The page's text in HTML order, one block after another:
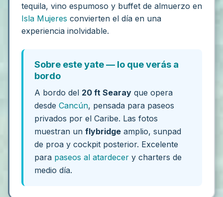
tequila, vino espumoso y buffet de almuerzo en
Isla Mujeres convierten el día en una
experiencia inolvidable.
Sobre este yate — lo que verás a
bordo
A bordo del 20 ft Searay que opera
desdeCancún, pensada para paseos
privados por el Caribe. Las fotos
muestran unflybridge amplio, sunpad
de proa y cockpit posterior. Excelente
para paseos al atardecer y charters de
medio día.